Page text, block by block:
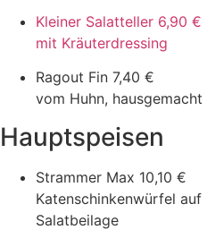
Kleiner Salatteller 6,90 €
mit Kräuterdressing
Ragout Fin 7,40 €
vom Huhn,
Hauptspeisen
Strammer Max 10,10 €
Katenschinkenwürfel
Salatbeilage